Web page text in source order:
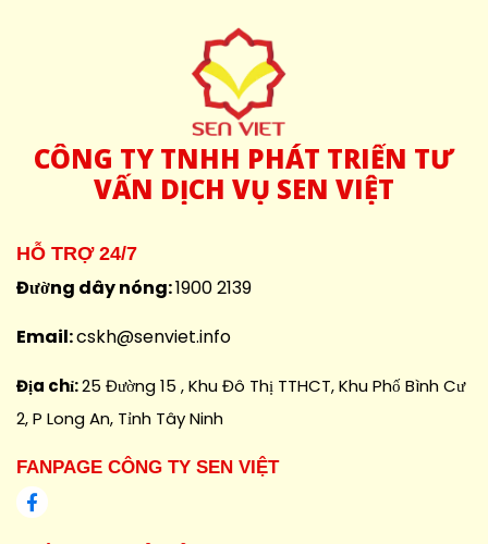
CÔNG TY TNHH PHÁT TRIỂN TƯ
VẤN DỊCH VỤ SEN VIỆT
HỖ TRỢ 24/7
Đường dây nóng:1900 2139
Email:cskh@senviet.info
Địa chỉ:25 Đường 15 , Khu Đô Thị TTHCT, Khu Phố Bình Cư
2, P Long An, Tỉnh Tây Ninh
FANPAGE CÔNG TY SEN VIỆT